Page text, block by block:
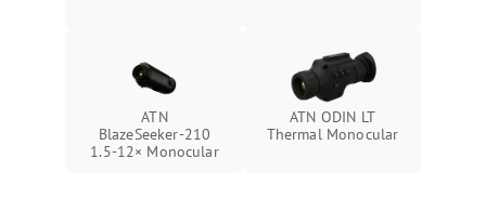
ATN
BlazeSeeker‑210
1.5‑12× Monocular
ATN ODIN LT
Thermal Monocular